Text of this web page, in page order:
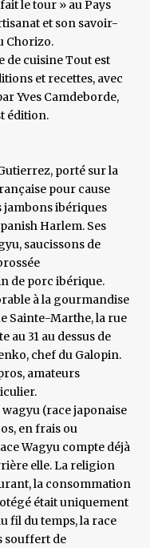
le tour » au Pays
et son savoir-
Chorizo.
de cuisine Tout est
et recettes, avec
Yves Camdeborde,
édition.
porté sur la
pour cause
jambons ibériques
Harlem. Ses
saucissons de
de porc ibérique.
à la gourmandise
Sainte-Marthe, la rue
au 31 au dessus de
chef du Galopin.
amateurs
(race japonaise
en frais ou
Wagyu compte déjà
elle. La religion
la consommation
était uniquement
fil du temps, la race
souffert de